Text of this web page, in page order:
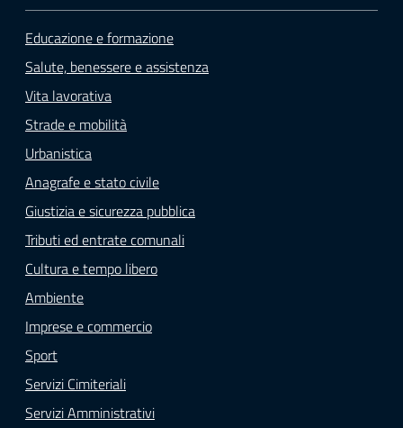
Educazione e formazione
Salute, benessere e assistenza
Vita lavorativa
Strade e mobilità
Urbanistica
Anagrafe e stato civile
Giustizia e sicurezza pubblica
Tributi ed entrate comunali
Cultura e tempo libero
Ambiente
Imprese e commercio
Sport
Servizi Cimiteriali
Servizi Amministrativi